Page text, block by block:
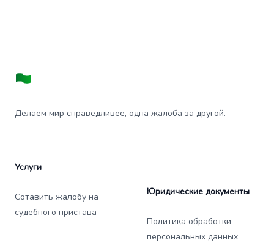
Делаем мир справедливее, одна жалоба за другой.
Услуги
Сотавить жалобу на
судебного пристава
Юридические документы
Политика обработки
персональных данных